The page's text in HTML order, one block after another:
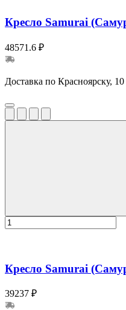
Кресло Samurai
48571.6 ₽
Доставка по Красноярску, 10
Кресло Samurai
39237 ₽